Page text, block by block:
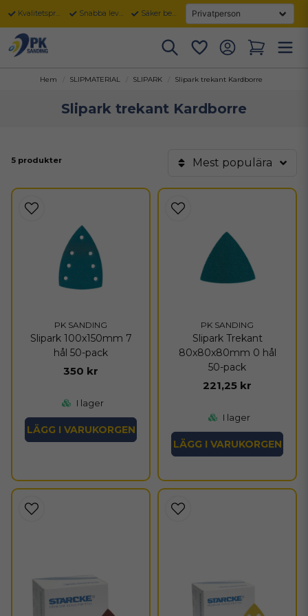
Kvalitetsprodukter Snabba leveranser Säker betalning
Hem SLIPMATERIAL SLIPARK Slipark trekant Kardborre
Slipark trekant Kardborre
5 produkter Mest populära
PK SANDING
Slipark 100x150mm 7
hål 50-pack
350 kr
I lager
LÄGG I VARUKORGEN
PK SANDING
Slipark Trekant
80x80x80mm 0 hål
50-pack
221,25 kr
I lager
LÄGG I VARUKORGEN